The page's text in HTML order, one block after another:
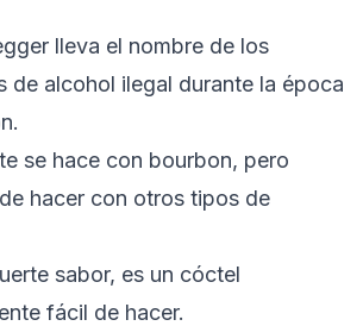
lleva el nombre de los
de alcohol ilegal durante la época
se hace con bourbon, pero
hacer con otros tipos de
sabor, es un cóctel
fácil de hacer.